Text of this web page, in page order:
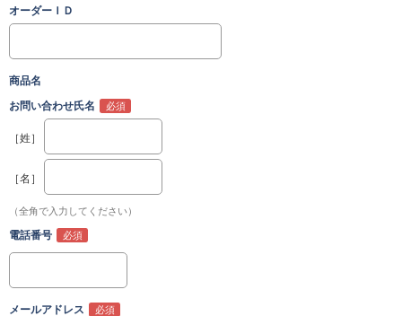
オーダーＩＤ
商品名
お問い合わせ氏名
［姓］
［名］
（全角で入力してください）
電話番号
メールアドレス